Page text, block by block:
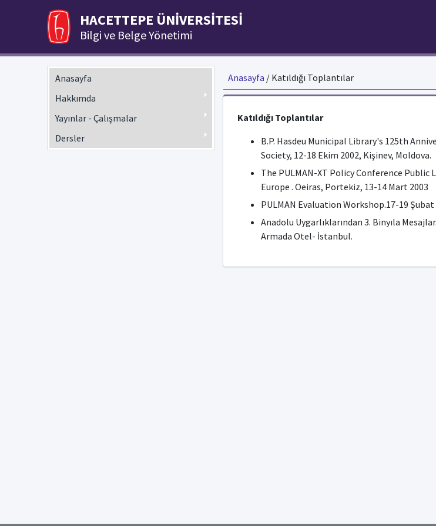
HACETTEPE ÜNİVERSİTESİ
Bilgi ve Belge Yönetimi
Anasayfa
Hakkımda
Yayınlar - Çalışmalar
Dersler
Anasayfa / Katıldığı Toplantılar
Katıldığı Toplantılar
B.P. Hasdeu Municipal Library's 125th
Society, 12-18 Ekim 2002, Kişinev, Moldova.
The PULMAN-XT Policy Conference
Europe . Oeiras, Portekiz, 13-14 Mart 2003
PULMAN Evaluation Workshop.17-19
Anadolu Uygarlıklarından 3. Binyıla
Armada Otel- İstanbul.